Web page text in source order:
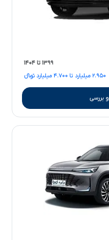
۱۳۹۹ تا ۱۴۰۴
۲.۹۵۰ میلیارد تا ۴.۷۰۰ میلیارد تومانءءء
بررسی